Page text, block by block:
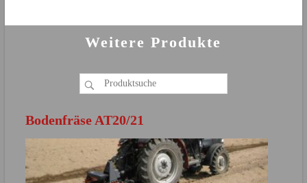
Weitere Produkte
Bodenfräse AT20/21